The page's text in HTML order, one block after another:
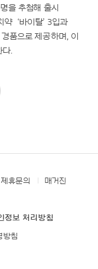
을 추첨해 출시
약 ‘바이탈’ 3입과
품으로 제공하며, 이
다.
휴문의 매거진
정보 처리방침
방침